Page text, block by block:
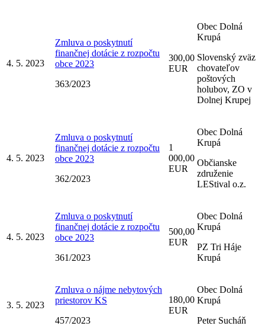
4. 5. 2023
Zmluva o poskytnutí
finančnej dotácie z rozpočtu
obce 2023
363/2023
300,00
EUR
Obec Dolná
Krupá
Slovenský zväz
chovateľov
poštových
holubov, ZO v
Dolnej Krupej
4. 5. 2023
Zmluva o poskytnutí
finančnej dotácie z rozpočtu
obce 2023
362/2023
1
000,00
EUR
Obec Dolná
Krupá
Občianske
združenie
LEStival o.z.
4. 5. 2023
Zmluva o poskytnutí
finančnej dotácie z rozpočtu
obce 2023
361/2023
500,00
EUR
Obec Dolná
Krupá
PZ Tri Háje
Krupá
3. 5. 2023
Zmluva o nájme nebytových
priestorov KS
457/2023
180,00
EUR
Obec Dolná
Krupá
Peter Sucháň